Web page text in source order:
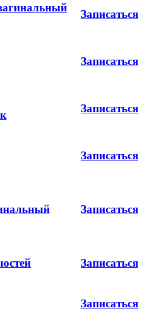
Записаться
Записаться
Записаться
Записаться
Записаться
Записаться
Записаться